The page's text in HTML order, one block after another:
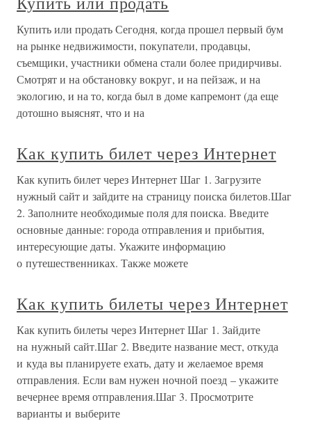
Купить или продать Сегодня, когда прошел первый бум
на рынке недвижимости, покупатели, продавцы,
съемщики, участники обмена стали более придирчивы.
Смотрят и на обстановку вокруг, и на пейзаж, и на
экологию, и на то, когда был в доме капремонт (да еще
дотошно выяснят, что и на
Как купить билет через Интернет
Как купить билет через Интернет Шаг 1. Загрузите
нужный сайт и зайдите на страницу поиска билетов.Шаг
2. Заполните необходимые поля для поиска. Введите
основные данные: города отправления и прибытия,
интересующие даты. Укажите информацию
о путешественниках. Также можете
Как купить билеты через Интернет
Как купить билеты через Интернет Шаг 1. Зайдите
на нужный сайт.Шаг 2. Введите название мест, откуда
и куда вы планируете ехать, дату и желаемое время
отправления. Если вам нужен ночной поезд – укажите
вечернее время отправления.Шаг 3. Просмотрите
варианты и выберите